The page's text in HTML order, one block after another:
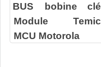
BUS
bobine clé
Module Temic
MCU Motorola